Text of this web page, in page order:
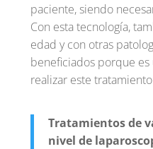
paciente, siendo
Con esta tecnología,
edad y con otras
beneficiados porque
realizar este
Tratamientos de
nivel de